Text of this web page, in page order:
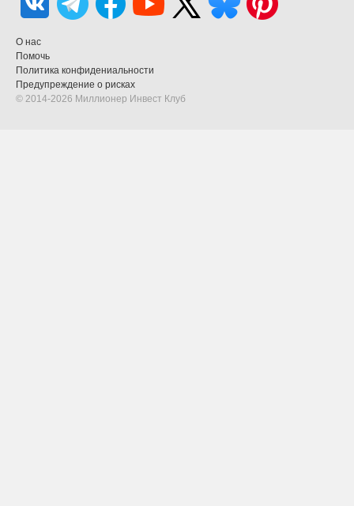
О нас
Помочь
Политика конфидениальности
Предупреждение о рисках
© 2014-2026 Миллионер Инвест Клуб